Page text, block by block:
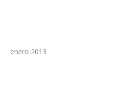
enero 2013